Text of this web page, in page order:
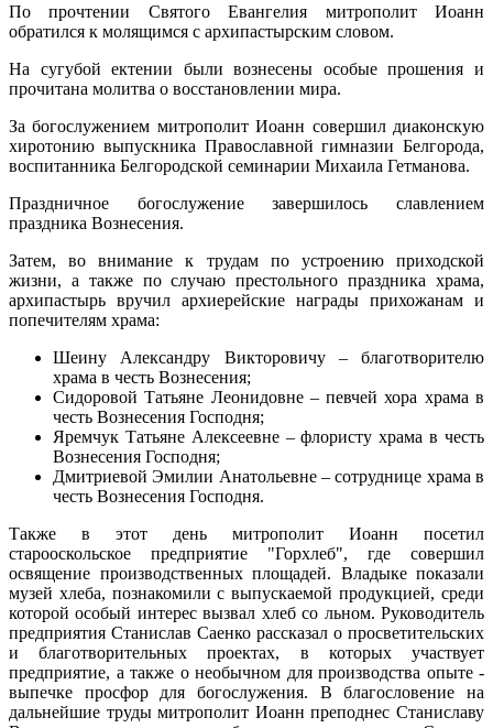
По прочтении Святого Евангелия митрополит Иоанн
обратился к молящимся с архипастырским словом.
На сугубой ектении были вознесены особые прошения и
прочитана молитва о восстановлении мира.
За богослужением митрополит Иоанн совершил диаконскую
хиротонию выпускника Православной гимназии Белгорода,
воспитанника Белгородской семинарии Михаила Гетманова.
Праздничное богослужение завершилось славлением
праздника Вознесения.
Затем, во внимание к трудам по устроению приходской
жизни, а также по случаю престольного праздника храма,
архипастырь вручил архиерейские награды прихожанам и
попечителям храма:
Шеину Александру Викторовичу – благотворителю
храма в честь Вознесения;
Сидоровой Татьяне Леонидовне – певчей хора храма в
честь Вознесения Господня;
Яремчук Татьяне Алексеевне – флористу храма в честь
Вознесения Господня;
Дмитриевой Эмилии Анатольевне – сотруднице храма в
честь Вознесения Господня.
Также в этот день митрополит Иоанн посетил
старооскольское предприятие "Горхлеб", где совершил
освящение производственных площадей. Владыке показали
музей хлеба, познакомили с выпускаемой продукцией, среди
которой особый интерес вызвал хлеб со льном. Руководитель
предприятия Станислав Саенко рассказал о просветительских
и благотворительных проектах, в которых участвует
предприятие, а также о необычном для производства опыте -
выпечке просфор для богослужения. В благословение на
дальнейшие труды митрополит Иоанн преподнес Станиславу